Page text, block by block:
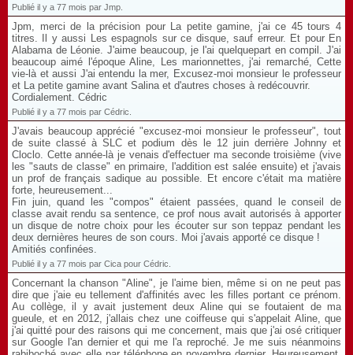
Publié il y a 77 mois par Jmp.
Jpm, merci de la précision pour La petite gamine, j'ai ce 45 tours 4
titres. Il y aussi Les espagnols sur ce disque, sauf erreur. Et pour En
Alabama de Léonie. J'aime beaucoup, je l'ai quelquepart en compil. J'ai
beaucoup aimé l'époque Aline, Les marionnettes, j'ai remarché, Cette
vie-là et aussi J'ai entendu la mer, Excusez-moi monsieur le professeur
et La petite gamine avant Salina et d'autres choses à redécouvrir.
Cordialement. Cédric
Publié il y a 77 mois par Cédric.
J'avais beaucoup apprécié "excusez-moi monsieur le professeur", tout
de suite classé à SLC et podium dès le 12 juin derrière Johnny et
Cloclo. Cette année-là je venais d'effectuer ma seconde troisième (vive
les "sauts de classe" en primaire, l'addition est salée ensuite) et j'avais
un prof de français sadique au possible. Et encore c'était ma matière
forte, heureusement...
Fin juin, quand les "compos" étaient passées, quand le conseil de
classe avait rendu sa sentence, ce prof nous avait autorisés à apporter
un disque de notre choix pour les écouter sur son teppaz pendant les
deux dernières heures de son cours. Moi j'avais apporté ce disque !
Amitiés confinées.
Publié il y a 77 mois par Cica pour Cédric.
Concernant la chanson "Aline", je l'aime bien, même si on ne peut pas
dire que j'aie eu tellement d'affinités avec les filles portant ce prénom.
Au collège, il y avait justement deux Aline qui se foutaient de ma
gueule, et en 2012, j'allais chez une coiffeuse qui s'appelait Aline, que
j'ai quitté pour des raisons qui me concernent, mais que j'ai osé critiquer
sur Google l'an dernier et qui me l'a reproché. Je me suis néanmoins